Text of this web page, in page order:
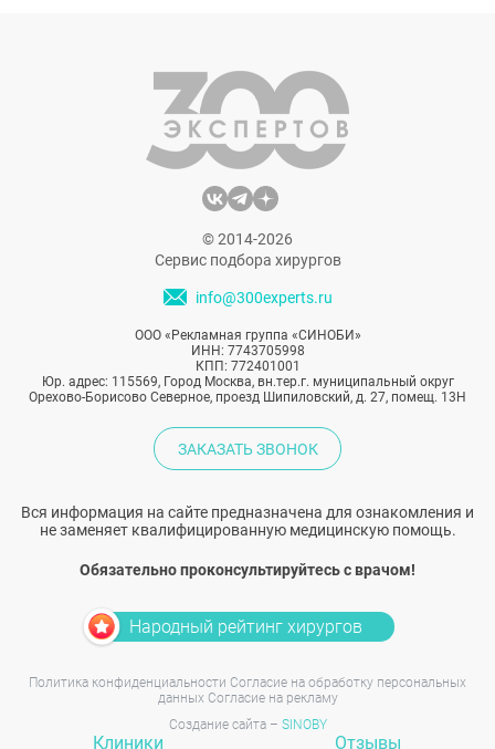
помогает в потере веса, стабилизирует
уровень сахара в крови, кровяное
давление и многое другое.
© 2014-2026
Сервис подбора хирургов
info@300experts.ru
ООО «Рекламная группа «СИНОБИ»
ИНН: 7743705998
КПП: 772401001
Юр. адрес: 115569, Город Москва, вн.тер.г. муниципальный округ
Орехово-Борисово Северное, проезд Шипиловский, д. 27, помещ. 13Н
ЗАКАЗАТЬ ЗВОНОК
Вся информация на сайте предназначена для ознакомления и
не заменяет квалифицированную медицинскую помощь.
Обязательно проконсультируйтесь с врачом!
Народный рейтинг хирургов
Политика конфиденциальности Согласие на обработку персональных
данных Согласие на рекламу
Создание сайта – SINOBY
Клиники Отзывы